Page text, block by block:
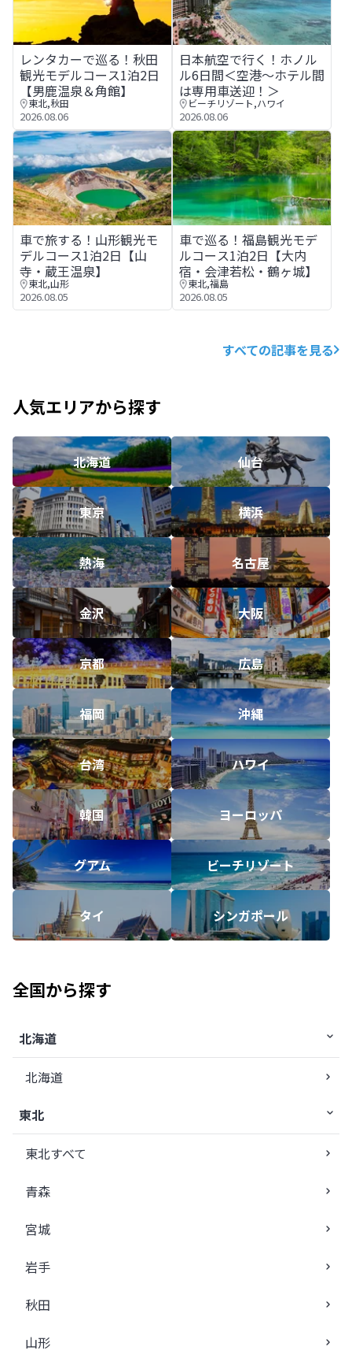
レンタカーで巡る！秋田観光モデルコース1泊2日【男鹿温
レンタカーで巡る！秋田
観光モデルコース1泊2日
【男鹿温泉＆角館】
東北,秋田
2026.08.06
日本航空で行く！ホノルル6
日本航空で行く！ホノル
ル6日間＜空港～ホテル間
は専用車送迎！＞
ビーチリゾート,ハワイ
2026.08.06
車で旅する！山形観光モデルコース1泊2日【山寺・蔵王温
車で旅する！山形観光モ
デルコース1泊2日【山
寺・蔵王温泉】
東北,山形
2026.08.05
車で巡る！福島観光モデルコ
車で巡る！福島観光モデ
ルコース1泊2日【大内
宿・会津若松・鶴ヶ城】
東北,福島
2026.08.05
すべての記事を見る
人気エリアから探す
北海道 仙台
東京 横浜
熱海 名古屋
金沢 大阪
京都 広島
福岡 沖縄
台湾 ハワイ
韓国 ヨーロッパ
グアム ビーチリゾート
タイ シンガポール
全国から探す
北海道
北海道
東北
東北すべて
青森
宮城
岩手
秋田
山形